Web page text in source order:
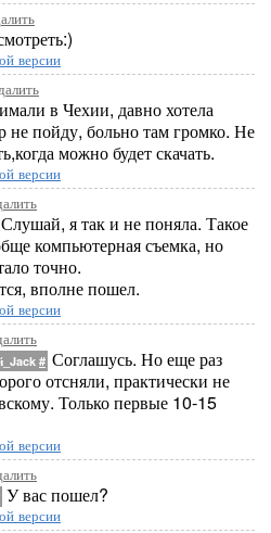
версии
в Чехии, давно хотела
не пойду, больно там громко. Не
можно будет скачать.
версии
Слушай, я так и не поняла. Такое
компьютерная съемка, но
точно.
вполне пошел.
версии
# Соглашусь. Но еще раз
отсняли, практически не
Только первые 10-15
версии
У вас пошел?
версии